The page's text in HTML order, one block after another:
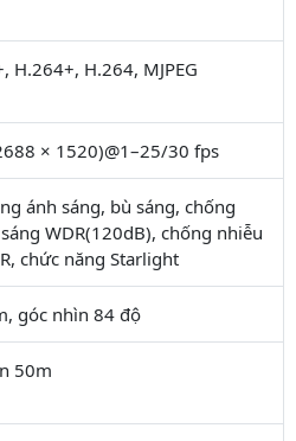
H.264+, H.264, MJPEG
× 1520)@1–25/30 fps
ánh sáng, bù sáng, chống
WDR(120dB), chống nhiễu
chức năng Starlight
góc nhìn 84 độ
50m